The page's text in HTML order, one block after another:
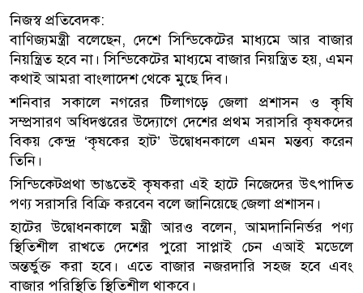
নিজস্ব প্রতিবেদক:
বাণিজ্যমন্ত্রী বলেছেন, দেশে সিন্ডিকেটের মাধ্যমে আর বাজার
নিয়ন্ত্রিত হবে না। সিন্ডিকেটের মাধ্যমে বাজার নিয়ন্ত্রিত হয়, এমন
কথাই আমরা বাংলাদেশ থেকে মুছে দিব।
শনিবার সকালে নগরের টিলাগড়ে জেলা প্রশাসন ও কৃষি
সম্প্রসারণ অধিদপ্তরের উদ্যোগে দেশের প্রথম সরাসরি কৃষকদের
বিকয় কেন্দ্র ‘কৃষকের হাট’ উদ্বোধনকালে এমন মন্তব্য করেন
তিনি।
সিন্ডিকেটপ্রথা ভাঙতেই কৃষকরা এই হাটে নিজেদের উৎপাদিত
পণ্য সরাসরি বিক্রি করবেন বলে জানিয়েছে জেলা প্রশাসন।
হাটের উদ্বোধনকালে মন্ত্রী আরও বলেন, আমদানিনির্ভর পণ্য
স্থিতিশীল রাখতে দেশের পুরো সাপ্লাই চেন এআই মডেলে
অন্তর্ভুক্ত করা হবে। এতে বাজার নজরদারি সহজ হবে এবং
বাজার পরিস্থিতি স্থিতিশীল থাকবে।